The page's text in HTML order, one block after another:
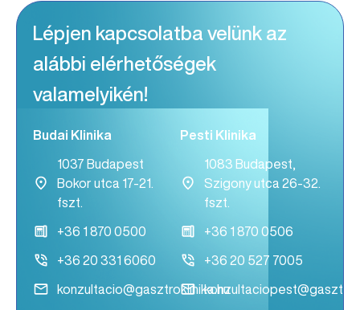
Lépjen kapcsolatba velünk az
alábbi elérhetőségek
valamelyikén!
Budai Klinika
1037 Budapest
Bokor utca 17-21.
fszt.
+36 1 870 0500
+36 20 331 6060
konzultacio@gasztroklinika.hu
Pesti Klinika
1083 Budapest,
Szigony utca 26-32.
fszt.
+36 1 870 0506
+36 20 527 7005